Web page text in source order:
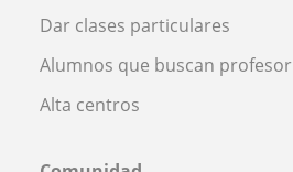
Dar clases particulares
Alumnos que buscan profesor
Alta centros